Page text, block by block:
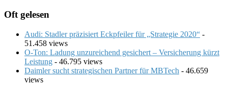
Oft gelesen
Audi: Stadler präzisiert Eckpfeiler für „Strategie 2020“ -
51.458 views
O-Ton: Ladung unzureichend gesichert – Versicherung kürzt
Leistung - 46.795 views
Daimler sucht strategischen Partner für MBTech - 46.659
views